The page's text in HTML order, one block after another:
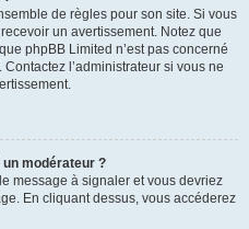
de règles pour son site. Si vous
un avertissement. Notez que
phpBB Limited n’est pas concerné
l’administrateur si vous ne
modérateur ?
message à signaler et vous devriez
En cliquant dessus, vous accéderez